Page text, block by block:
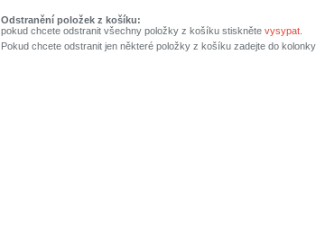
Odstranění položek z košíku:
pokud chcete odstranit všechny položky z košíku stiskněte vysypat
Pokud chcete odstranit jen některé položky z košíku zadejte do kolonky